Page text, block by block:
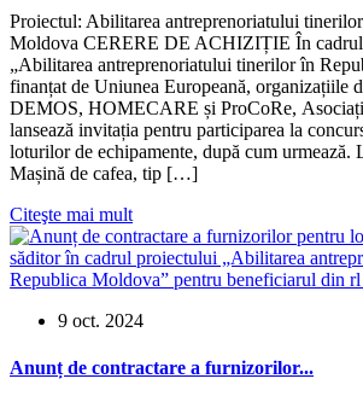
Proiectul: Abilitarea antreprenoriatului
Moldova CERERE DE ACHIZIȚIE În
„Abilitarea antreprenoriatului tinerilor în
finanțat de Uniunea Europeană, organizațiile
DEMOS, HOMECARE și ProCoRe,
lansează invitația pentru participarea la
loturilor de echipamente, după cum urmează.
Mașină de cafea, tip […]
Citeşte mai mult
9 oct. 2024
Anunț de contractare a furnizorilor...